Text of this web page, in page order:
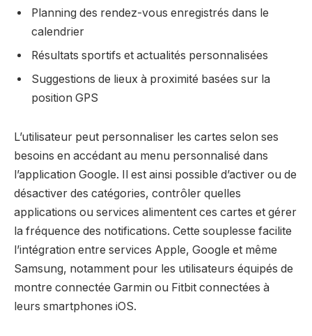
Planning des rendez-vous enregistrés dans le
calendrier
Résultats sportifs et actualités personnalisées
Suggestions de lieux à proximité basées sur la
position GPS
L’utilisateur peut personnaliser les cartes selon ses
besoins en accédant au menu personnalisé dans
l’application Google. Il est ainsi possible d’activer ou de
désactiver des catégories, contrôler quelles
applications ou services alimentent ces cartes et gérer
la fréquence des notifications. Cette souplesse facilite
l’intégration entre services Apple, Google et même
Samsung, notamment pour les utilisateurs équipés de
montre connectée Garmin ou Fitbit connectées à
leurs smartphones iOS.